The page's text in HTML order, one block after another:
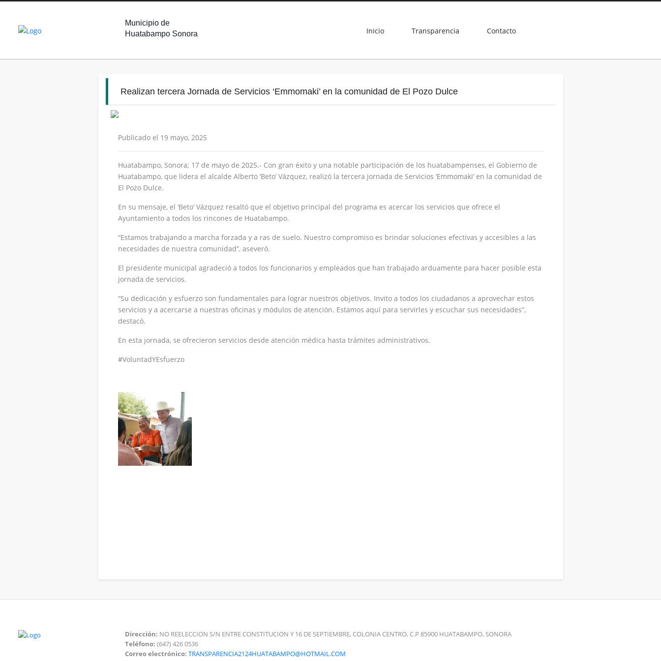
Municipio de
Huatabampo Sonora
Inicio Transparencia Contacto
Realizan tercera Jornada de Servicios ‘Emmomaki’ en la comunidad de El Pozo Dulce
Publicado el 19 mayo, 2025
Huatabampo, Sonora; 17 de mayo de 2025.- Con gran éxito y una notable participación de los huatabampenses, el Gobierno de
Huatabampo, que lidera el alcalde Alberto ‘Beto’ Vázquez, realizó la tercera Jornada de Servicios ‘Emmomaki’ en la comunidad de
El Pozo Dulce.
En su mensaje, el ‘Beto’ Vázquez resaltó que el objetivo principal del programa es acercar los servicios que ofrece el
Ayuntamiento a todos los rincones de Huatabampo.
“Estamos trabajando a marcha forzada y a ras de suelo. Nuestro compromiso es brindar soluciones efectivas y accesibles a las
necesidades de nuestra comunidad”, aseveró.
El presidente municipal agradeció a todos los funcionarios y empleados que han trabajado arduamente para hacer posible esta
jornada de servicios.
“Su dedicación y esfuerzo son fundamentales para lograr nuestros objetivos. Invito a todos los ciudadanos a aprovechar estos
servicios y a acercarse a nuestras oficinas y módulos de atención. Estamos aquí para servirles y escuchar sus necesidades”,
destacó.
En esta jornada, se ofrecieron servicios desde atención médica hasta trámites administrativos.
#VoluntadYEsfuerzo
Dirección: NO REELECCION S/N ENTRE CONSTITUCION Y 16 DE SEPTIEMBRE, COLONIA CENTRO, C.P 85900 HUATABAMPO, SONORA
Teléfono: (647) 426 0536
Correo electrónico: TRANSPARENCIA2124HUATABAMPO@HOTMAIL.COM